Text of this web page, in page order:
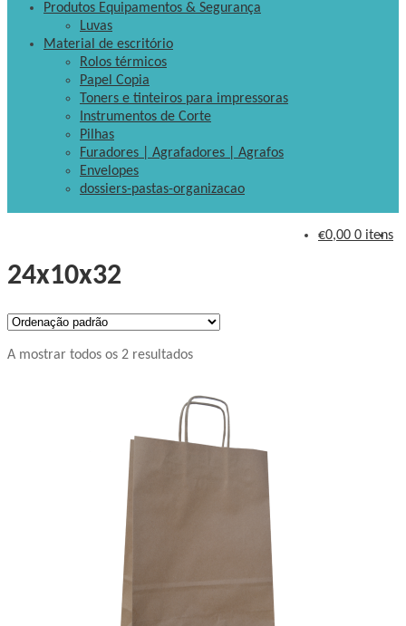
Produtos Equipamentos & Segurança
Luvas
Material de escritório
Rolos térmicos
Papel Copia
Toners e tinteiros para impressoras
Instrumentos de Corte
Pilhas
Furadores | Agrafadores | Agrafos
Envelopes
dossiers-pastas-organizacao
€0,00 0 itens
24x10x32
A mostrar todos os 2 resultados